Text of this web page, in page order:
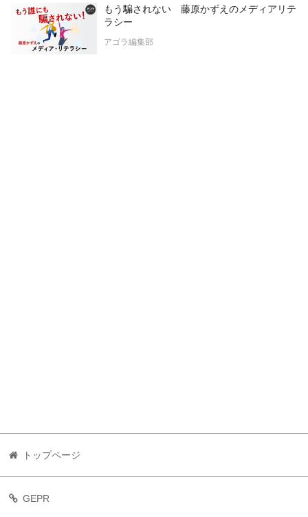
もう騙されない 藤原かずえのメディアリテ
ラシー
アゴラ編集部
トップページ
GEPR